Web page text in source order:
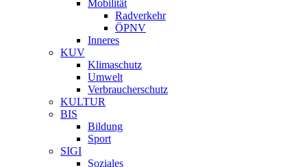
Mobilität
Radverkehr
ÖPNV
Inneres
KUV
Klimaschutz
Umwelt
Verbraucherschutz
KULTUR
BIS
Bildung
Sport
SIGI
Soziales